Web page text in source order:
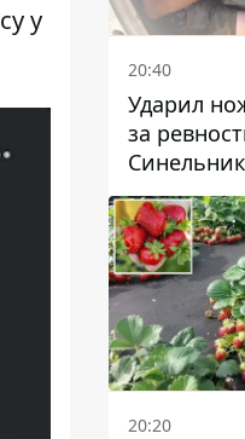
у
20:40
Ударил
за
мужчину
20:20